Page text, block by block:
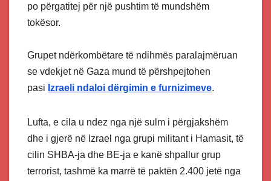
po përgatitej për një pushtim të mundshëm
tokësor.
Grupet ndërkombëtare të ndihmës paralajmëruan
se vdekjet në Gaza mund të përshpejtohen
pasi Izraeli ndaloi dërgimin e furnizimeve.
Lufta, e cila u ndez nga një sulm i përgjakshëm
dhe i gjerë në Izrael nga grupi militant i Hamasit, të
cilin SHBA-ja dhe BE-ja e kanë shpallur grup
terrorist, tashmë ka marrë të paktën 2.400 jetë nga